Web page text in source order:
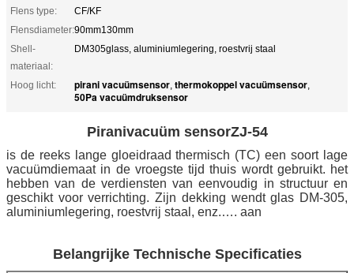
Flens type:
CF/KF
Flensdiameter:90mm130mm
Shell-
materiaal:
DM305glass, aluminiumlegering, roestvrij staal
Hoog licht: pirani vacuümsensor, thermokoppel vacuümsensor,
50Pa vacuümdruksensor
Piranivacuüm sensorZJ-54
is de reeks lange gloeidraad thermisch (TC) een soort lage
vacuümdiemaat in de vroegste tijd thuis wordt gebruikt. het
hebben van de verdiensten van eenvoudig in structuur en
geschikt voor verrichting. Zijn dekking wendt glas DM-305,
aluminiumlegering, roestvrij staal, enz.…. aan
Belangrijke Technische Specificaties